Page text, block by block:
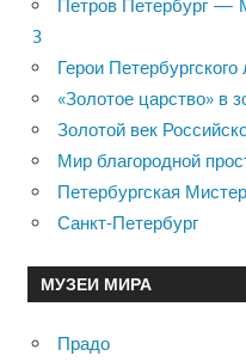
Петров Петербург —
3
Герои Петербургского
«Золотое царство» в
Золотой век
Мир благородной
Петербургская
Санкт-Петербург
МУЗЕИ МИРА
Прадо